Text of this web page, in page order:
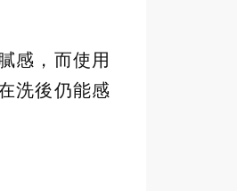
感，而使用
洗後仍能感